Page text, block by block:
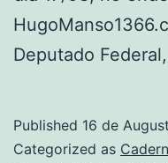
Deputado
Published 16 de
Categorized as